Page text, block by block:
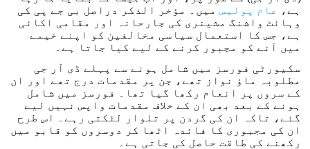
ہے،
عام پولیس میں۔ مؤخر الذکر دراصل بی جے پی کی
وہائٹ واشنگ مشینری کی جارحانہ اور مقامی اکائی
ہے، جس کا استعمال سیاسی مخالفین کو اپنے خیمے
میں آنے کو مجبور کرنے کے لیے کیا جاتا ہے۔
سکیورٹی فورسز میں شامل ہونے سے پہلے ڈی آر جی
مطلوبہ ماؤ نواز تھے، جن پر مقدمات درج تھے اور ان
کے سروں پر انعام رکھا گیا تھا۔ فورسز میں شامل
ہونے کے بعد بھی ان کے خلاف مقدمات واپس نہیں لیے
گئے، تاکہ ان کی گردن پر تلوار لٹکتی رہے۔ اس طرح
ان کی مجبوری کا فائدہ اٹھا کر دوسروں کو قابو میں
رکھنے کی طاقت حاصل کی جاتی ہے۔